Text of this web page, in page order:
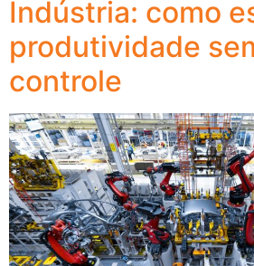
Indústria: como
produtividade
controle